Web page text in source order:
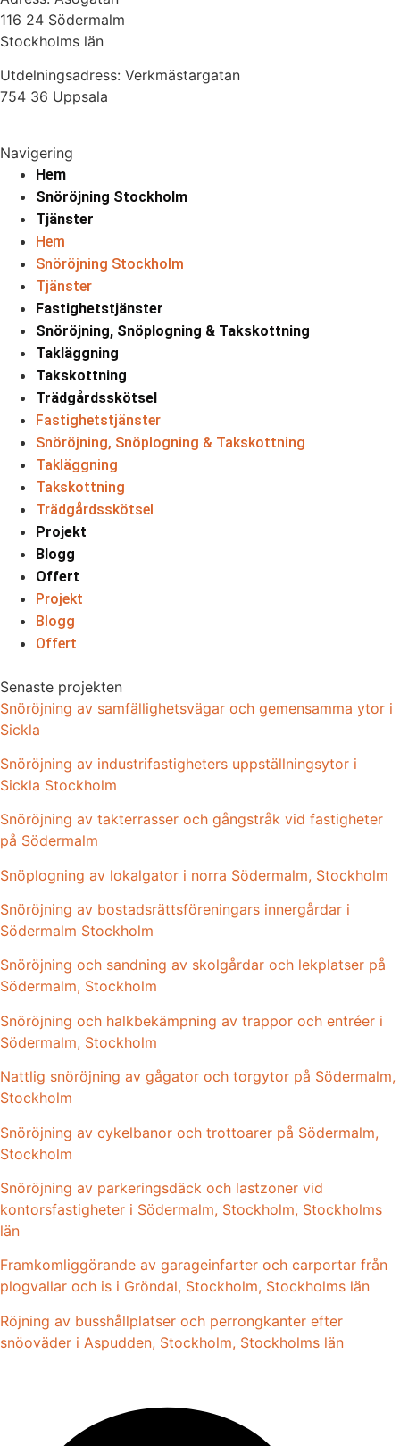
116 24 Södermalm
Stockholms län
Utdelningsadress: Verkmästargatan
754 36 Uppsala
Navigering
Hem
Snöröjning Stockholm
Tjänster
Hem
Snöröjning Stockholm
Tjänster
Fastighetstjänster
Snöröjning, Snöplogning & Takskottning
Takläggning
Takskottning
Trädgårdsskötsel
Fastighetstjänster
Snöröjning, Snöplogning & Takskottning
Takläggning
Takskottning
Trädgårdsskötsel
Projekt
Blogg
Offert
Projekt
Blogg
Offert
Senaste projekten
Snöröjning av samfällighetsvägar och gemensamma ytor i
Sickla
Snöröjning av industrifastigheters uppställningsytor i
Sickla Stockholm
Snöröjning av takterrasser och gångstråk vid fastigheter
på Södermalm
Snöplogning av lokalgator i norra Södermalm, Stockholm
Snöröjning av bostadsrättsföreningars innergårdar i
Södermalm Stockholm
Snöröjning och sandning av skolgårdar och lekplatser på
Södermalm, Stockholm
Snöröjning och halkbekämpning av trappor och entréer i
Södermalm, Stockholm
Nattlig snöröjning av gågator och torgytor på Södermalm,
Stockholm
Snöröjning av cykelbanor och trottoarer på Södermalm,
Stockholm
Snöröjning av parkeringsdäck och lastzoner vid
kontorsfastigheter i Södermalm, Stockholm, Stockholms
län
Framkomliggörande av garageinfarter och carportar från
plogvallar och is i Gröndal, Stockholm, Stockholms län
Röjning av busshållplatser och perrongkanter efter
snöoväder i Aspudden, Stockholm, Stockholms län